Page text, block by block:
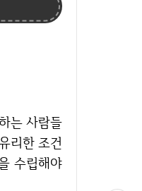
는 사람들
리한 조건
수립해야